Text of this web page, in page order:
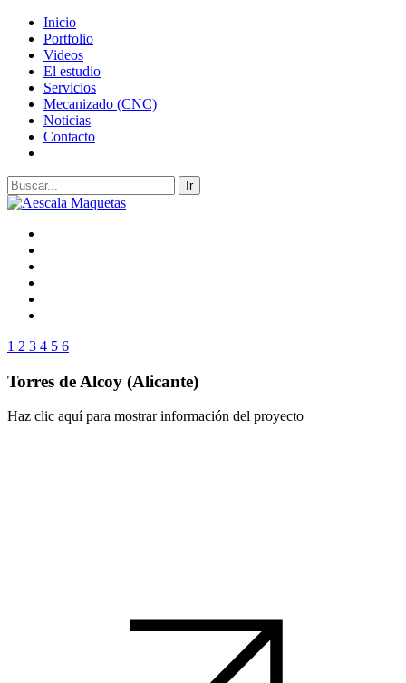
Inicio
Portfolio
Videos
El estudio
Servicios
Mecanizado (CNC)
Noticias
Contacto
1 2 3 4 5 6
Torres de Alcoy (Alicante)
Haz clic aquí para mostrar información del proyecto